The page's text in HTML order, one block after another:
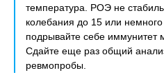
температура. РОЭ не
колебания до 15 или
подрывайте себе иммунитет
Сдайте еще раз общий
ревмопробы.